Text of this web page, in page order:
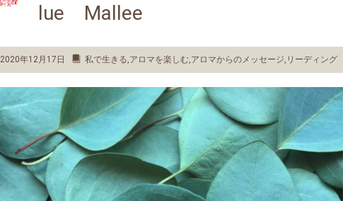
lue Mallee
2020年12月17日 私で生きる アロマを楽しむ アロマからのメッセージ リーディング